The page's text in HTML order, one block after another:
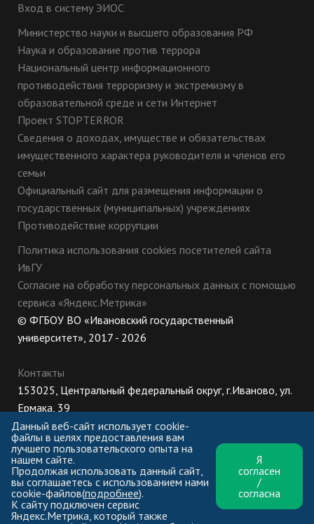
Вход в систему ЭИОС
Министерство науки и высшего образования РФ
Наука и образование против террора
Национальный центр информационного
противодействия терроризму и экстремизму в
образовательной среде и сети Интернет
Проект STOPTERROR
Сведения о доходах, имуществе и обязательствах
имущественного характера руководителя и членов его
семьи
Официальный сайт для размещения информации о
государственных (муниципальных) учреждениях
Противодействие коррупции
Политика использования cookies посетителей сайта
ИвГУ
Согласие на обработку персональных данных с помощью
сервиса «Яндекс.Метрика»
© ФГБОУ ВО «Ивановский государственный
университет», 2017 - 2026
Контакты
153025, Центральный федеральный округ, г.Иваново, ул.
Ермака, 39
8 (800) 222-56-86 (Приемная комиссия), +7 (4932) 32-62-
10 (Ректорат)
ПН-ЧТ: 8:30-17:00;
ПТ: 8:30-16:00;
Данный веб-сайт использует cookie-
файлы в целях предоставления вам
лучшего пользовательского опыта на
нашем сайте.
Продолжая использовать данный сайт,
вы соглашаетесь с использованием нами
cookie-файлов(подробнее).
К сайту подключен сервис
Яндекс.Метрика, который также
Я
согласен
/
согласна